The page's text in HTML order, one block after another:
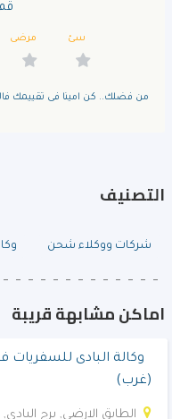
سئ مرضى
من فضلك.. كن امينا فى تقييمك
التصنيف
شركات ووكلاء شحن
اماكن مشابهة قريبة
وكالة البادى للسفريات
(غرب)
الطابق الارضى, برج